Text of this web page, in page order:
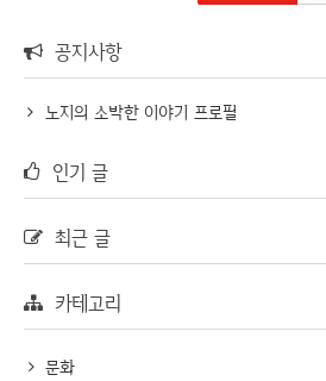
공지사항
노지의 소박한 이야기 프로필
인기 글
최근 글
카테고리
문화